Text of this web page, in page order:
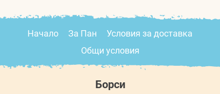
Начало За Пан
Условия за доставка
Общи условия
Борси